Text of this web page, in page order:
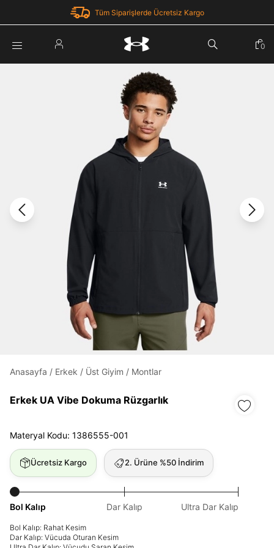
Tüm Siparişlerde Ücretsiz Kargo
Şifremi Unuttum
Kayıt Ol
0
Anasayfa / Erkek / Üst Giyim / Montlar
Erkek UA Vibe Dokuma Rüzgarlık
Materyal Kodu: 1386555-001
Ücretsiz Kargo 2. Ürüne %50 İndirim
Bol Kalıp Dar Kalıp Ultra Dar Kalıp
Bol Kalıp: Rahat Kesim
Dar Kalıp: Vücuda Oturan Kesim
Parola Yenileme
Parolayı Yenile
Giriş Sayfasına Dön
Zaten hesabın var mı? Giriş yap
Daha hızlı ödeme. Hızlı sipariş takibi.